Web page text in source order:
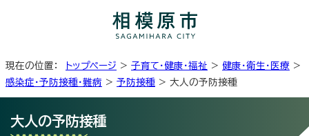
現在の位置： トップページ > 子育て・健康・福祉 > 健康・衛生・医療 >
感染症・予防接種・難病 > 予防接種 > 大人の予防接種
大人の予防接種